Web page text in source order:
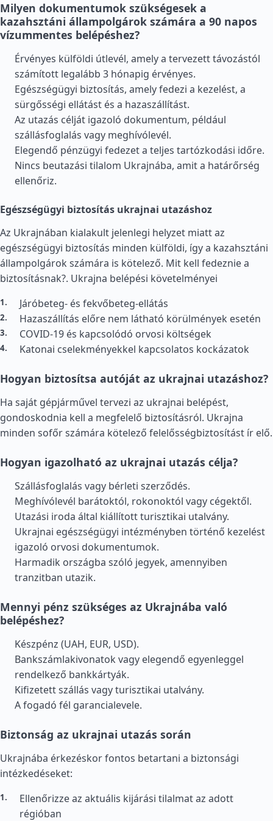
Milyen dokumentumok szükségesek a
kazahsztáni állampolgárok számára a 90 napos
vízummentes belépéshez?
Érvényes külföldi útlevél, amely a tervezett távozástól
számított legalább 3 hónapig érvényes.
Egészségügyi biztosítás, amely fedezi a kezelést, a
sürgősségi ellátást és a hazaszállítást.
Az utazás célját igazoló dokumentum, például
szállásfoglalás vagy meghívólevél.
Elegendő pénzügyi fedezet a teljes tartózkodási időre.
Nincs beutazási tilalom Ukrajnába, amit a határőrség
ellenőriz.
Egészségügyi biztosítás ukrajnai utazáshoz
Az Ukrajnában kialakult jelenlegi helyzet miatt az
egészségügyi biztosítás minden külföldi, így a kazahsztáni
állampolgárok számára is kötelező. Mit kell fedeznie a
biztosításnak?. Ukrajna belépési követelményei
Járóbeteg- és fekvőbeteg-ellátás
Hazaszállítás előre nem látható körülmények esetén
COVID-19 és kapcsolódó orvosi költségek
Katonai cselekményekkel kapcsolatos kockázatok
Hogyan biztosítsa autóját az ukrajnai utazáshoz?
Ha saját gépjárművel tervezi az ukrajnai belépést,
gondoskodnia kell a megfelelő biztosításról. Ukrajna
minden sofőr számára kötelező felelősségbiztosítást ír elő.
Hogyan igazolható az ukrajnai utazás célja?
Szállásfoglalás vagy bérleti szerződés.
Meghívólevél barátoktól, rokonoktól vagy cégektől.
Utazási iroda által kiállított turisztikai utalvány.
Ukrajnai egészségügyi intézményben történő kezelést
igazoló orvosi dokumentumok.
Harmadik országba szóló jegyek, amennyiben
tranzitban utazik.
Mennyi pénz szükséges az Ukrajnába való
belépéshez?
Készpénz (UAH, EUR, USD).
Bankszámlakivonatok vagy elegendő egyenleggel
rendelkező bankkártyák.
Kifizetett szállás vagy turisztikai utalvány.
A fogadó fél garancialevele.
Biztonság az ukrajnai utazás során
Ukrajnába érkezéskor fontos betartani a biztonsági
intézkedéseket:
Ellenőrizze az aktuális kijárási tilalmat az adott
régióban